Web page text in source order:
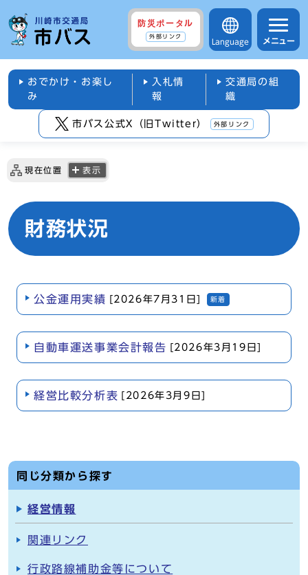
防災ポータル
外部リンク
Language メニュー
おでかけ・お楽し
み
入札情
報
交通局の組
織
市バス公式X（旧Twitter） 外部リンク
現在位置 表示
財務状況
公金運用実績 [2026年7月31日] 新着
自動車運送事業会計報告 [2026年3月19日]
経営比較分析表 [2026年3月9日]
同じ分類から探す
経営情報
関連リンク
行政路線補助金等について